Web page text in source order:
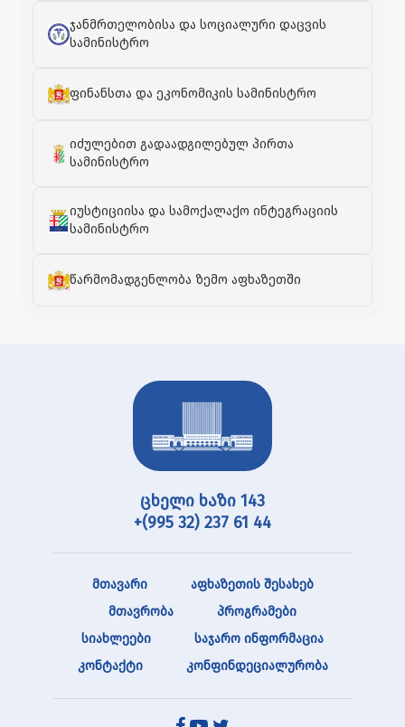
ჯანმრთელობისა და სოციალური დაცვის
სამინისტრო
ფინანსთა და ეკონომიკის სამინისტრო
იძულებით გადაადგილებულ პირთა
სამინისტრო
იუსტიციისა და სამოქალაქო ინტეგრაციის
სამინისტრო
წარმომადგენლობა ზემო აფხაზეთში
ცხელი ხაზი 143
+(995 32) 237 61 44
მთავარი
აფხაზეთის შესახებ
მთავრობა
პროგრამები
სიახლეები
საჯარო ინფორმაცია
კონტაქტი
კონფინდეციალურობა